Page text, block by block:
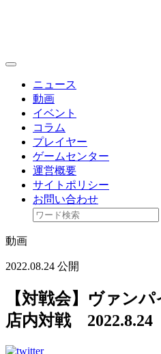
toggle
ニュース
動画
イベント
コラム
プレイヤー
ゲームセンター
運営概要
サイトポリシー
お問い合わせ
動画
2022.08.24 公開
【対戦会】ヴァン
店内対戦 2022.8.24